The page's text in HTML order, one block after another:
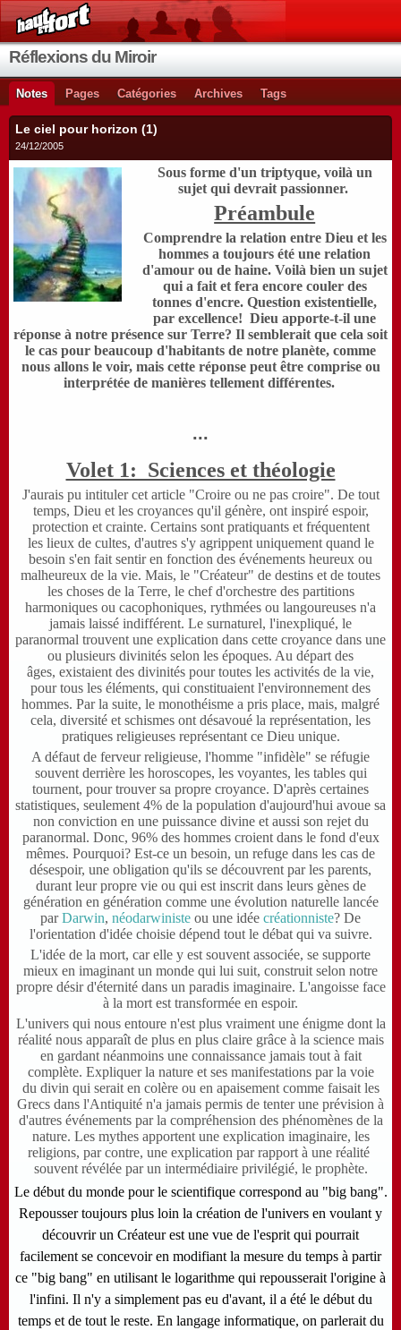
Réflexions du Miroir
Notes Pages Catégories Archives Tags
Le ciel pour horizon (1)
24/12/2005
Sous forme d'un triptyque, voilà un
sujet qui devrait passionner.
Préambule
Comprendre la relation entre Dieu et les
hommes a toujours été une relation
d'amour ou de haine. Voilà bien un sujet
qui a fait et fera encore couler des
tonnes d'encre. Question existentielle,
par excellence! Dieu apporte-t-il une
réponse à notre présence sur Terre? Il semblerait que cela soit
le cas pour beaucoup d'habitants de notre planète, comme
nous allons le voir, mais cette réponse peut être comprise ou
interprétée de manières tellement différentes.
...
Volet 1: Sciences et théologie
J'aurais pu intituler cet article "Croire ou ne pas croire". De tout
temps, Dieu et les croyances qu'il génère, ont inspiré espoir,
protection et crainte. Certains sont pratiquants et fréquentent
les lieux de cultes, d'autres s'y agrippent uniquement quand le
besoin s'en fait sentir en fonction des événements heureux ou
malheureux de la vie. Mais, le "Créateur" de destins et de toutes
les choses de la Terre, le chef d'orchestre des partitions
harmoniques ou cacophoniques, rythmées ou langoureuses n'a
jamais laissé indifférent. Le surnaturel, l'inexpliqué, le
paranormal trouvent une explication dans cette croyance dans une
ou plusieurs divinités selon les époques. Au départ des
âges, existaient des divinités pour toutes les activités de la vie,
pour tous les éléments, qui constituaient l'environnement des
hommes. Par la suite, le monothéisme a pris place, mais, malgré
cela, diversité et schismes ont désavoué la représentation, les
pratiques religieuses représentant ce Dieu unique.
A défaut de ferveur religieuse, l'homme "infidèle" se réfugie
souvent derrière les horoscopes, les voyantes, les tables qui
tournent, pour trouver sa propre croyance. D'après certaines
statistiques, seulement 4% de la population d'aujourd'hui avoue sa
non conviction en une puissance divine et aussi son rejet du
paranormal. Donc, 96% des hommes croient dans le fond d'eux
mêmes. Pourquoi? Est-ce un besoin, un refuge dans les cas de
désespoir, une obligation qu'ils se découvrent par les parents,
durant leur propre vie ou qui est inscrit dans leurs gènes de
génération en génération comme une évolution naturelle lancée
par Darwin, néodarwiniste ou une idée créationniste? De
l'orientation d'idée choisie dépend tout le débat qui va suivre.
L'idée de la mort, car elle y est souvent associée, se supporte
mieux en imaginant un monde qui lui suit, construit selon notre
propre désir d'éternité dans un paradis imaginaire. L'angoisse face
à la mort est transformée en espoir.
L'univers qui nous entoure n'est plus vraiment une énigme dont la
réalité nous apparaît de plus en plus claire grâce à la science mais
en gardant néanmoins une connaissance jamais tout à fait
complète. Expliquer la nature et ses manifestations par la voie
du divin qui serait en colère ou en apaisement comme faisait les
Grecs dans l'Antiquité n'a jamais permis de tenter une prévision à
d'autres événements par la compréhension des phénomènes de la
nature. Les mythes apportent une explication imaginaire, les
religions, par contre, une explication par rapport à une réalité
souvent révélée par un intermédiaire privilégié, le prophète.
Le début du monde pour le scientifique correspond au "big bang".
Repousser toujours plus loin la création de l'univers en voulant y
découvrir un Créateur est une vue de l'esprit qui pourrait
facilement se concevoir en modifiant la mesure du temps à partir
ce "big bang" en utilisant le logarithme qui repousserait l'origine à
l'infini. Il n'y a simplement pas eu d'avant, il a été le début du
temps et de tout le reste. En langage informatique, on parlerait du